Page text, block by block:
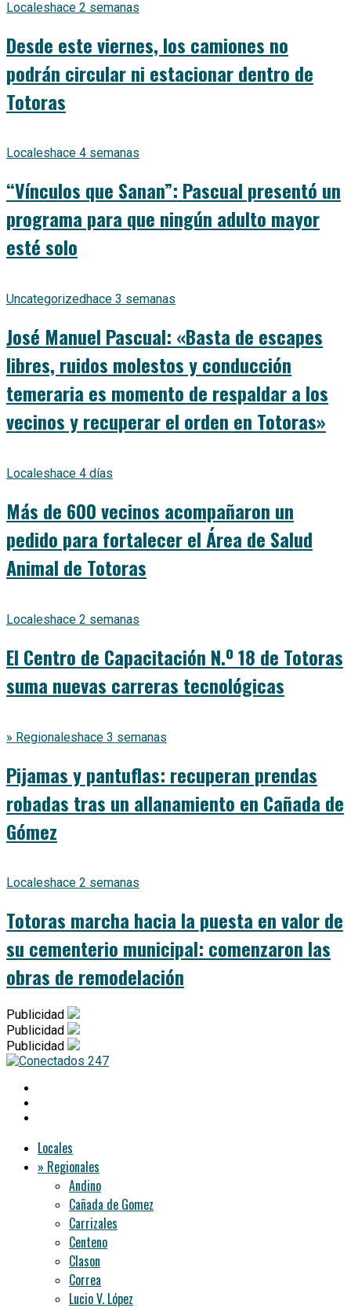
Localeshace 2 semanas
Desde este viernes, los camiones no
podrán circular ni estacionar dentro de
Totoras
Localeshace 4 semanas
“Vínculos que Sanan”: Pascual presentó un
programa para que ningún adulto mayor
esté solo
Uncategorized hace 3 semanas
José Manuel Pascual: «Basta de escapes
libres, ruidos molestos y conducción
temeraria es momento de respaldar a los
vecinos y recuperar el orden en Totoras»
Localeshace 4 días
Más de 600 vecinos acompañaron un
pedido para fortalecer el Área de Salud
Animal de Totoras
Localeshace 2 semanas
El Centro de Capacitación N.º 18 de Totoras
suma nuevas carreras tecnológicas
» Regionaleshace 3 semanas
Pijamas y pantuflas: recuperan prendas
robadas tras un allanamiento en Cañada de
Gómez
Localeshace 2 semanas
Totoras marcha hacia la puesta en valor de
su cementerio municipal: comenzaron las
obras de remodelación
Publicidad
Publicidad
Publicidad
Locales
» Regionales
Andino
Cañada de Gomez
Carrizales
Centeno
Clason
Correa
Lucio V. López